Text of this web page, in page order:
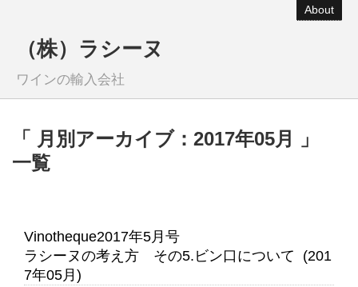
About
（株）ラシーヌ
ワインの輸入会社
「 月別アーカイブ：2017年05月 」
一覧
Vinotheque2017年5月号
ラシーヌの考え方 その5.ビン口について (201
7年05月)